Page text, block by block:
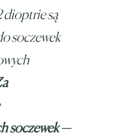
dioptrie są
soczewek
soczewek —